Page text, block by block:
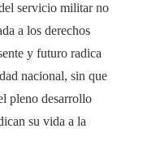
servicio militar no
a los derechos
y futuro radica
nacional, sin que
pleno desarrollo
su vida a la